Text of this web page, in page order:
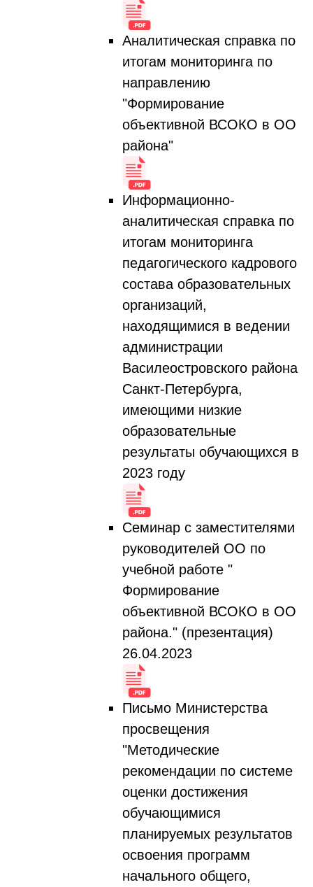
Аналитическая справка по
итогам мониторинга по
направлению
"Формирование
объективной ВСОКО в ОО
района"
Информационно-
аналитическая справка по
итогам мониторинга
педагогического кадрового
состава образовательных
организаций,
находящимися в ведении
администрации
Василеостровского района
Санкт-Петербурга,
имеющими низкие
образовательные
результаты обучающихся в
2023 году
Семинар с заместителями
руководителей ОО по
учебной работе "
Формирование
объективной ВСОКО в ОО
района." (презентация)
26.04.2023
Письмо Министерства
просвещения
"Методические
рекомендации по системе
оценки достижения
обучающимися
планируемых результатов
освоения программ
начального общего,